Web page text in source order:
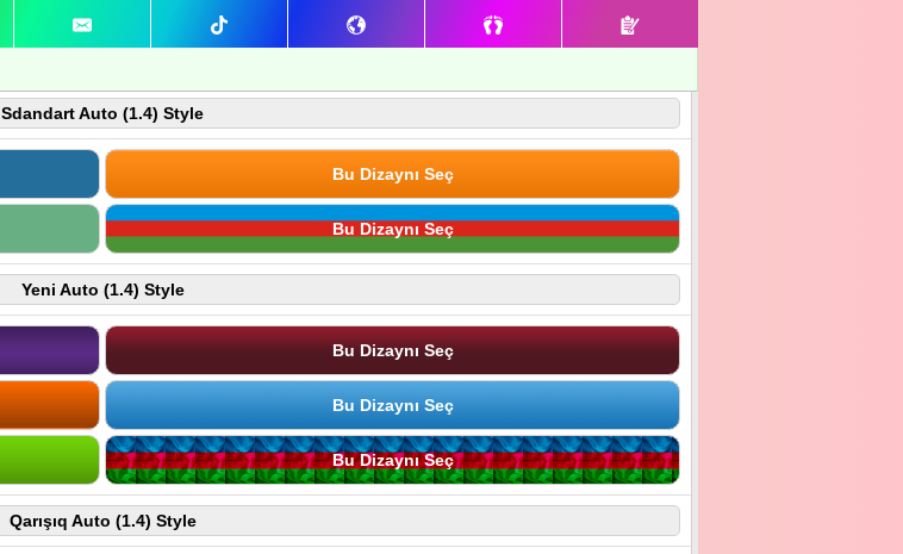
Sdandart Auto (1.4) Style
Bu Dizaynı Seç
Bu Dizaynı Seç
Yeni Auto (1.4) Style
Bu Dizaynı Seç
Bu Dizaynı Seç
Bu Dizaynı Seç
Qarışıq Auto (1.4) Style